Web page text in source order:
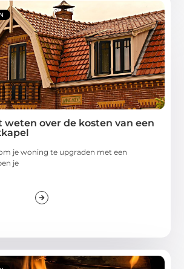
weten over de kosten van een
je woning te upgraden met een
je